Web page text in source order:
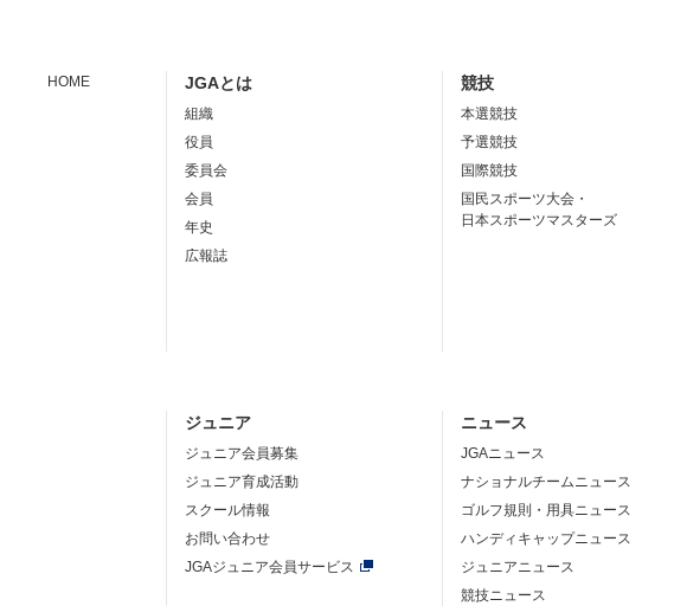
HOME JGAとは
組織
役員
委員会
会員
年史
広報誌
競技
本選競技
予選競技
国際競技
国民スポーツ大会・
日本スポーツマスターズ
ジュニア
ジュニア会員募集
ジュニア育成活動
スクール情報
お問い合わせ
JGAジュニア会員サービス
ニュース
JGAニュース
ナショナルチームニュース
ゴルフ規則・用具ニュース
ハンディキャップニュース
ジュニアニュース
競技ニュース